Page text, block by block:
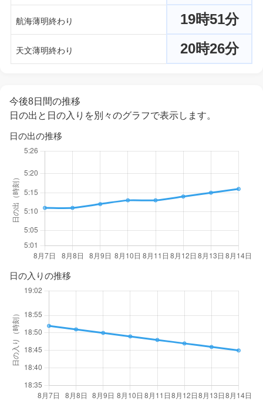
航海薄明終わり 19時51分
天文薄明終わり 20時26分
今後8日間の推移
日の出と日の入りを別々のグラフで表示します。
日の出の推移
日の入りの推移